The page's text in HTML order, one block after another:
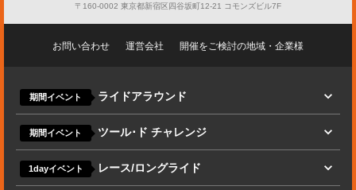
〒160-0002 東京都新宿区四谷坂町12-21 コモンズビル7F
お問い合わせ 運営会社 開催をご検討の地域・企業様
期間イベント ライドアラウンド
期間イベント ツール･ド チャレンジ
1dayイベント レース/ロングライド